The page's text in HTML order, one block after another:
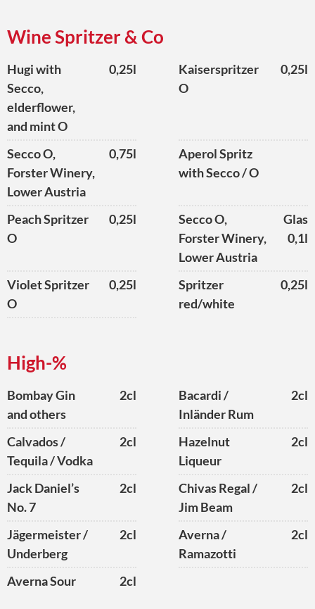
Wine Spritzer & Co
Hugi with
Secco,
elderflower,
and mint O
0,25l
Kaiserspritzer
O
0,25l
Secco O,
Forster Winery,
Lower Austria
0,75l
Aperol Spritz
with Secco / O
Peach Spritzer
O
0,25l
Secco O,
Forster Winery,
Lower Austria
Glas
0,1l
Violet Spritzer
O
0,25l
Spritzer
red/white
0,25l
High-%
Bombay Gin
and others
2cl
Bacardi /
Inländer Rum
2cl
Calvados /
Tequila / Vodka
2cl
Hazelnut
Liqueur
2cl
Jack Daniel’s
No. 7
2cl
Chivas Regal /
Jim Beam
2cl
Jägermeister /
Underberg
2cl
Averna /
Ramazotti
2cl
Averna Sour 2cl